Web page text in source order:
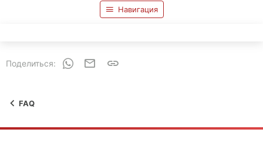
Навигация
Поделиться: WhatsAppЭлектронная почта
FAQ